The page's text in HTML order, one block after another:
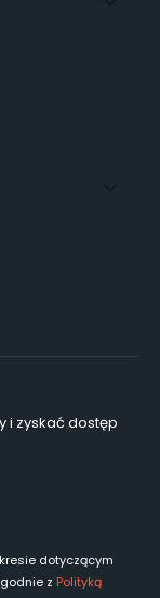
i zyskać dostęp
dotyczącym
z Polityką